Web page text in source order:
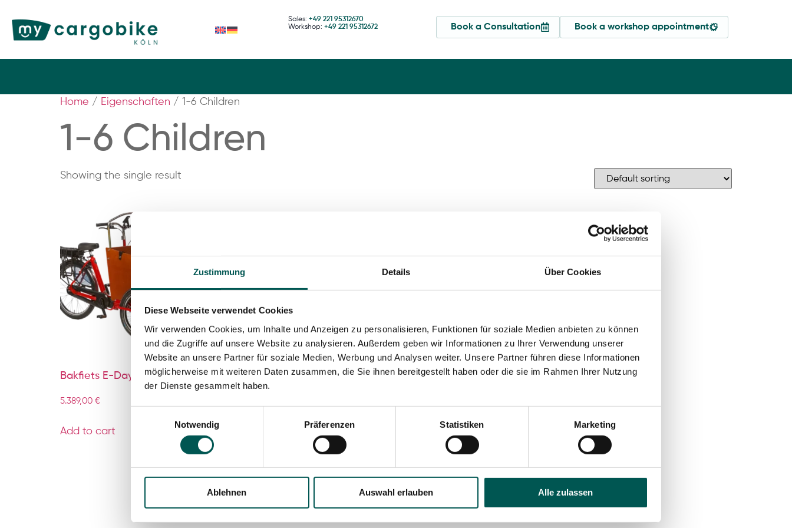
Zustimmung Details Über Cookies
Diese Webseite verwendet Cookies
Wir verwenden Cookies, um Inhalte und Anzeigen zu personalisieren, Funktionen für soziale Medien anbieten zu können
und die Zugriffe auf unsere Website zu analysieren. Außerdem geben wir Informationen zu Ihrer Verwendung unserer
Website an unsere Partner für soziale Medien, Werbung und Analysen weiter. Unsere Partner führen diese Informationen
möglicherweise mit weiteren Daten zusammen, die Sie ihnen bereitgestellt haben oder die sie im Rahmen Ihrer Nutzung
der Dienste gesammelt haben.
Notwendig
Präferenzen Statistiken Marketing
Ablehnen Auswahl erlauben Alle zulassen
Sales:+49 221 95312670
Workshop:+49 221 95312672 Book a Consultation Book a workshop appointment
Home / Eigenschaften / 1-6 Children
1-6 Children
Showing the single result
Bakfiets E-Daycare
5.389,00 €
Add to cart